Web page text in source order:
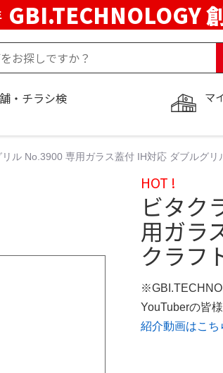
GBI.TECHNOLOGY
マ
・チラシ検
ル No.3900 専用ガラス蓋付 IH対応 ダブルグ
HOT !
ビタク
用ガラ
クラフ
YouTuberの皆
紹介動画はこち